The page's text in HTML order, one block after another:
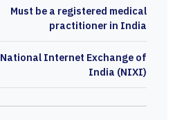
Must be a registered medical
practitioner in India
National Internet Exchange of
India (NIXI)